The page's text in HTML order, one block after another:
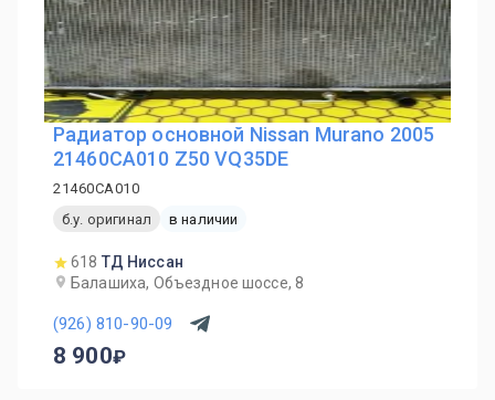
Радиатор основной Nissan Murano 2005
21460CA010 Z50 VQ35DE
21460CA010
б.у. оригинал
в наличии
618 ТД Ниссан
Балашиха, Объездное шоссе, 8
(926) 810-90-09
8 900